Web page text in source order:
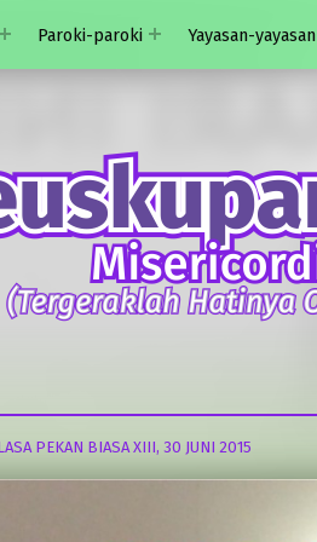
Paroki-paroki Yayasan-yayasan
PEKAN BIASA XIII, 30 JUNI 2015